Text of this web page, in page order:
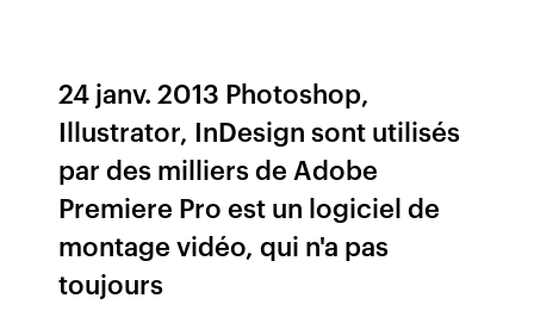
24 janv. 2013 Photoshop,
Illustrator, InDesign sont utilisés
par des milliers de Adobe
Premiere Pro est un logiciel de
montage vidéo, qui n'a pas
toujours